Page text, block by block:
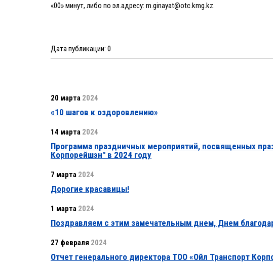
«00» минут, либо по эл.адресу: m.ginayat@otc.kmg.kz.
Дата публикации: 0
20 марта 2024
«10 шагов к оздоровлению»
14 марта 2024
Программа праздничных мероприятий, посвященных
Корпорейшэн" в 2024 году
7 марта 2024
Дорогие красавицы!
1 марта 2024
Поздравляем с этим замечательным днем, Днем
27 февраля 2024
Отчет генерального директора ТОО «Ойл Транспорт